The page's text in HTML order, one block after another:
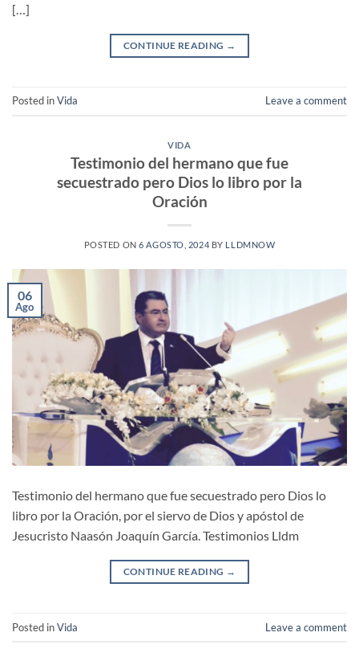
[…]
CONTINUE READING →
Posted inVida Leave a comment
VIDA
Testimonio del hermano que fue
secuestrado pero Dios lo libro por la
Oración
POSTED ON6 AGOSTO, 2024 BY LLDMNOW
06
Ago
Testimonio del hermano que fue secuestrado pero Dios lo
libro por la Oración, por el siervo de Dios y apóstol de
Jesucristo Naasón Joaquín García. Testimonios Lldm
CONTINUE READING →
Posted inVida Leave a comment